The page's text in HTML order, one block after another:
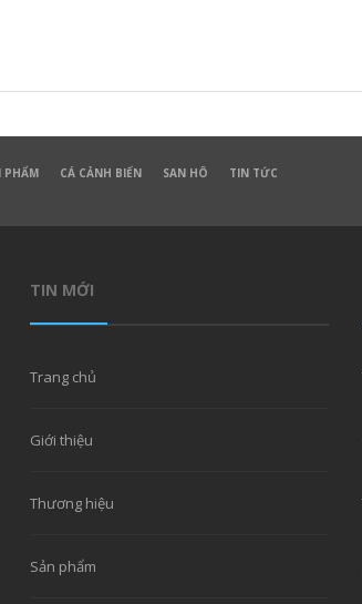
PHẨM CÁ CẢNH BIỂN SAN HÔ
TIN TỨC
TIN MỚI
Trang chủ
Giới thiệu
Thương hiệu
Sản phẩm